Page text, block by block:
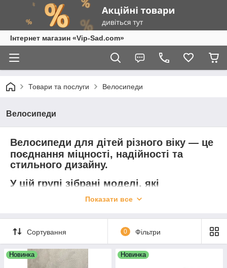
Інтернет магазин «Vip-Sad.com»
Товари та послуги Велосипеди
Велосипеди
Велосипеди для дітей різного віку — це
поєднання міцності, надійності та
стильного дизайну.
У цій групі зібрані моделі, які
подарують комфорт, безпеку та
справжнє задоволення від катання як
Показати все
Сортування 0 Фільтри
Новинка Новинка